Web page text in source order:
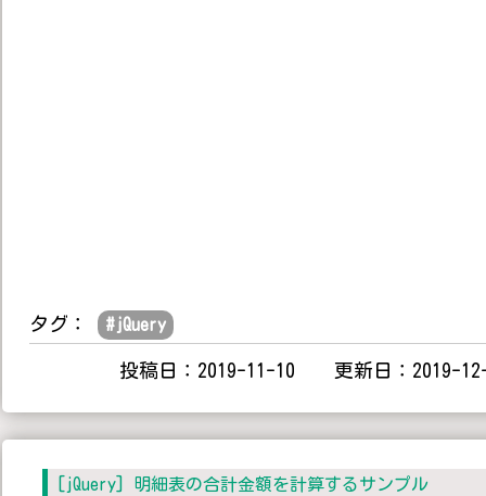
タグ： #jQuery
投稿日：2019-11-10 更新日：2019-
[jQuery] 明細表の合計金額を計算するサンプル